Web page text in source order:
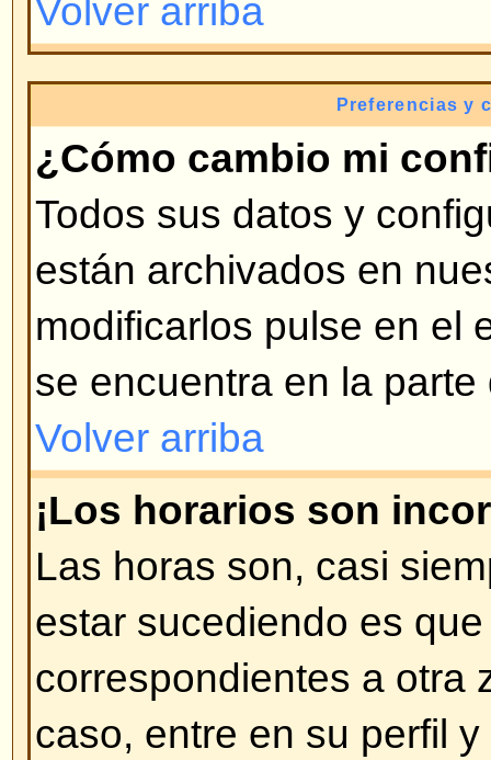
ingresado en el foro
bloques), la segunda es el
generalmente único y personal.
decide si se pueden usar o no.
puede introducirlo en su perfil.
exista esa opción, contacte con
que sea activada esa opción
administrador bueno).
Volver arriba
¿Cómo cambio mi rango?
Por lo general no puede
éste es asociado directamente
mensajes ingresados o se
ciertos usuarios (administrador,
especiales). Por favor, no
mensajes innecesarios sólo
Rango, no hay ningún beneficio